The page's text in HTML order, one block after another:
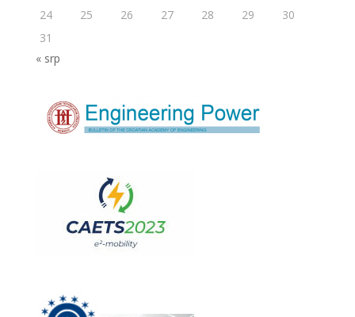
24
25 26 27 28 29
30
31
« srp